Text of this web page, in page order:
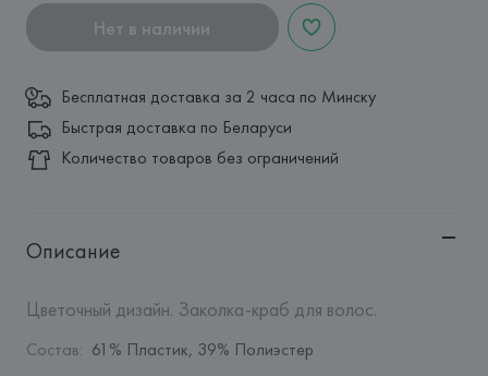
Нет в наличии
Бесплатная доставка за 2 часа по Минску
Быстрая доставка по Беларуси
Количество товаров без ограничений
Описание
Цветочный дизайн. Заколка-краб для волос.
Состав: 61% Пластик, 39% Полиэстер